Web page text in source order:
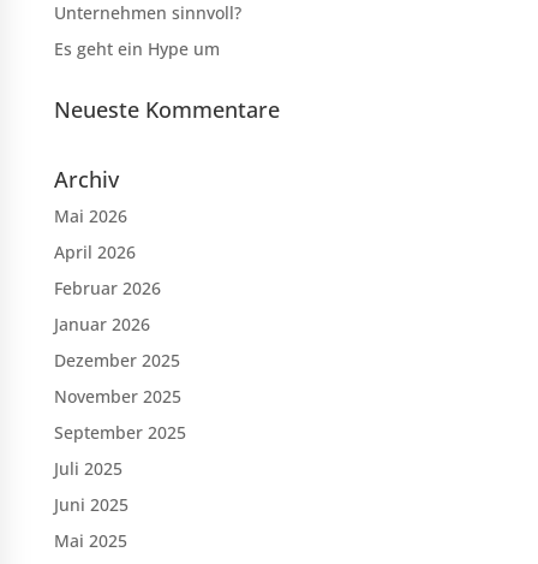
Unternehmen sinnvoll?
Es geht ein Hype um
Neueste Kommentare
Archiv
Mai 2026
April 2026
Februar 2026
Januar 2026
Dezember 2025
November 2025
September 2025
Juli 2025
Juni 2025
Mai 2025